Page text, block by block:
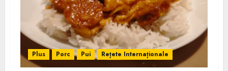
Plus Porc Pui Rețete Internaționale